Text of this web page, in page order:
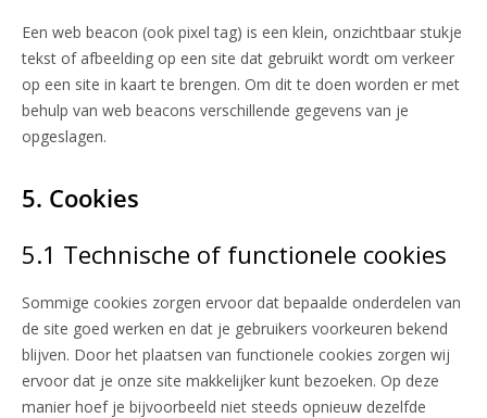
Een web beacon (ook pixel tag) is een klein, onzichtbaar stukje
tekst of afbeelding op een site dat gebruikt wordt om verkeer
op een site in kaart te brengen. Om dit te doen worden er met
behulp van web beacons verschillende gegevens van je
opgeslagen.
5. Cookies
5.1 Technische of functionele cookies
Sommige cookies zorgen ervoor dat bepaalde onderdelen van
de site goed werken en dat je gebruikers voorkeuren bekend
blijven. Door het plaatsen van functionele cookies zorgen wij
ervoor dat je onze site makkelijker kunt bezoeken. Op deze
manier hoef je bijvoorbeeld niet steeds opnieuw dezelfde